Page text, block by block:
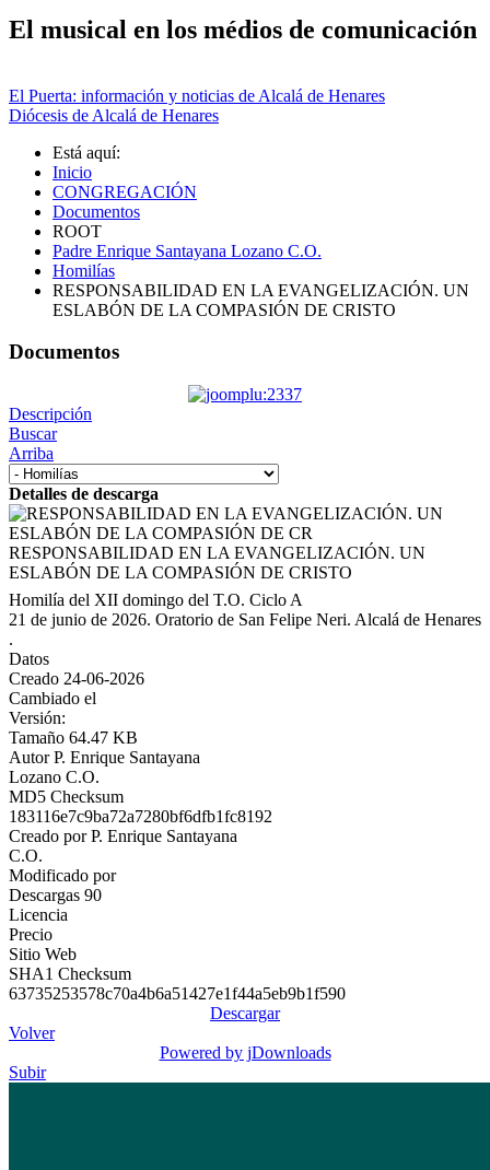
El musical en los médios de comunicación
El Puerta: información y noticias de Alcalá de Henares
Diócesis de Alcalá de Henares
Está aquí:
Inicio
CONGREGACIÓN
Documentos
ROOT
Padre Enrique Santayana Lozano C.O.
Homilías
RESPONSABILIDAD EN LA EVANGELIZACIÓN. UN
ESLABÓN DE LA COMPASIÓN DE CRISTO
Documentos
Descripción
Buscar
Arriba
Detalles de descarga
RESPONSABILIDAD EN LA EVANGELIZACIÓN. UN
ESLABÓN DE LA COMPASIÓN DE CRISTO
Homilía del XII domingo del T.O. Ciclo A
21 de junio de 2026. Oratorio de San Felipe Neri. Alcalá de Henares
.
Datos
Creado 24-06-2026
Cambiado el
Versión:
Tamaño 64.47 KB
Autor P. Enrique Santayana
Lozano C.O.
MD5 Checksum
183116e7c9ba72a7280bf6dfb1fc8192
Creado porP. Enrique Santayana
C.O.
Modificado por
Descargas 90
Licencia
Precio
Sitio Web
SHA1 Checksum
63735253578c70a4b6a51427e1f44a5eb9b1f590
Descargar
Volver
Powered by jDownloads
Subir